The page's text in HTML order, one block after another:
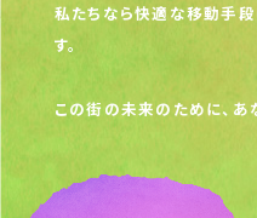
私たちなら快適な移動手
す。
この街の未来のために、あ